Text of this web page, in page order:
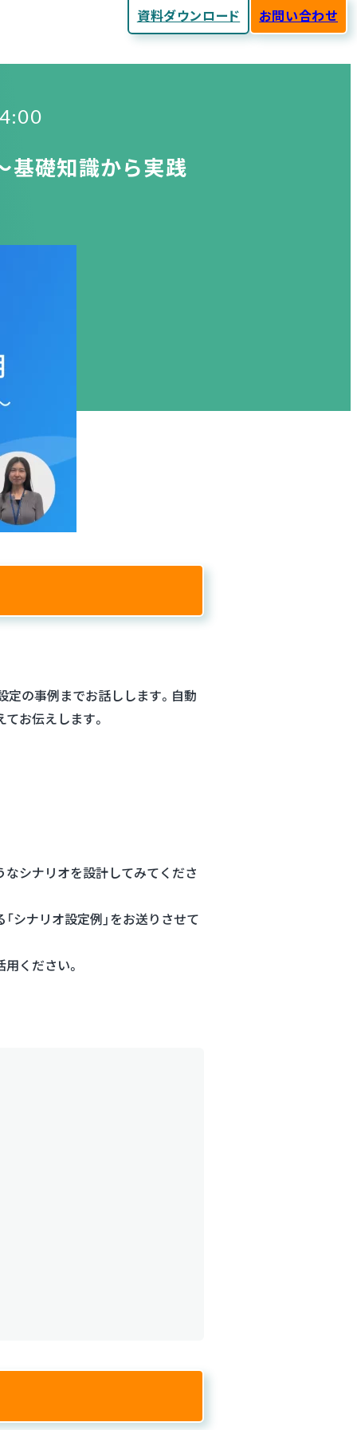
資料ダウンロード
お問い合わせ
基礎知識から実践
定の事例までお話しします。自動
お伝えします。
シナリオを設計してみてくださ
シナリオ設定例」をお送りさせて
ください。